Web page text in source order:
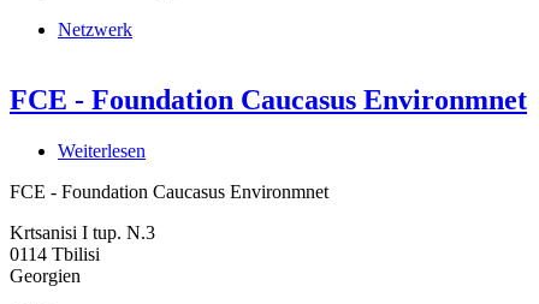
Netzwerk
FCE - Foundation Caucasus Environmnet
Weiterlesen
-
Caucasus
FCE - Foundation Caucasus Environmnet
Krtsanisi I tup. N.3
0114 Tbilisi
Georgien